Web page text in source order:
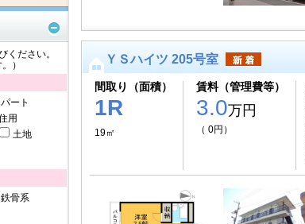
ください。
）
ート
用
土地
骨系
ＹＳハイツ 205号室
間取り（面積）
1R
19㎡
賃料（管理費等）
3.0万円
（ 0円）